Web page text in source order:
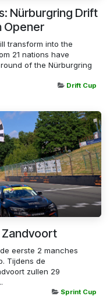
Nürburgring Drift
Opener
transform into the
21 nations have
of the Nürburgring
Drift Cup
Zandvoort
eerste 2 manches
Tijdens de
zullen 29
Sprint Cup